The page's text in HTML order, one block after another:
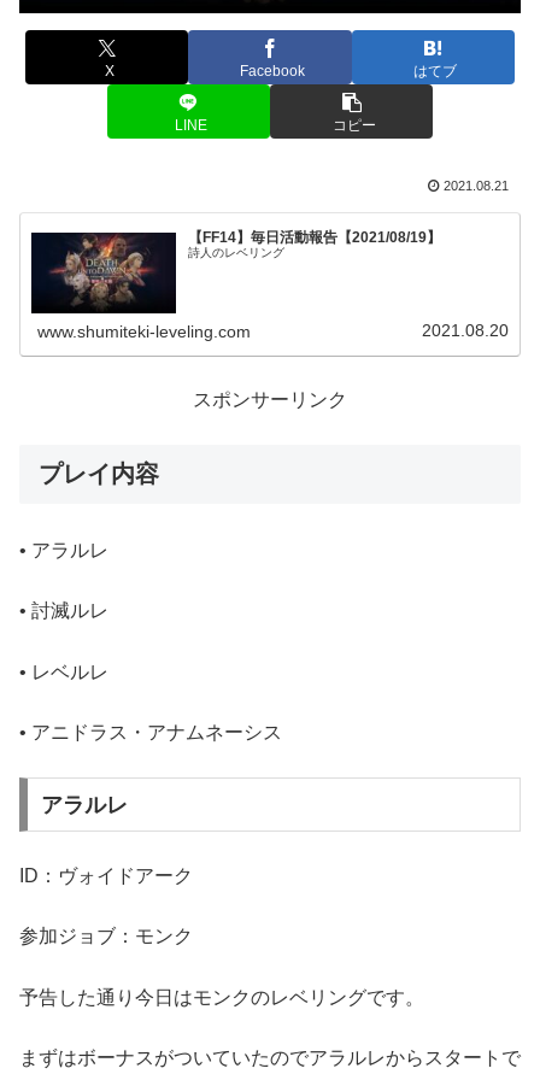
X Facebook はてブ
LINE コピー
2021.08.21
【FF14】毎日活動報告【2021/08/19】
詩人のレベリング
www.shumiteki-leveling.com 2021.08.20
スポンサーリンク
プレイ内容
• アラルレ
• 討滅ルレ
• レベルレ
• アニドラス・アナムネーシス
アラルレ
ID：ヴォイドアーク
参加ジョブ：モンク
予告した通り今日はモンクのレベリングです。
まずはボーナスがついていたのでアラルレからスタートで